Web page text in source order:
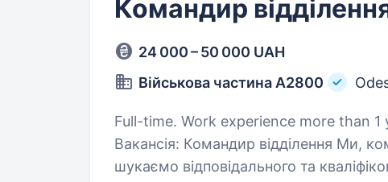
Командир
24 000 – 50 000 UAH
Військова частина А2800
Full-time. Work experience more than
Вакансія: Командир відділення Ми,
шукаємо відповідального та